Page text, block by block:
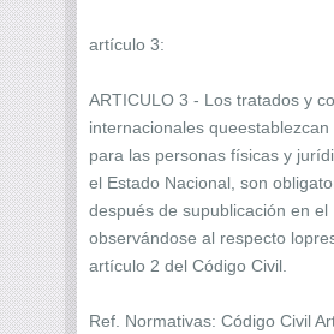
artículo 3:
ARTICULO 3 - Los tratados y
internacionales
para las personas físicas y
el Estado Nacional, son
después de supublicación en el
observándose al respecto
artículo 2 del Código Civil.
Ref. Normativas: Código Civil